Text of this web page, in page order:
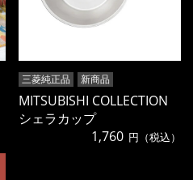
三菱純正品 新商品
MITSUBISHI COLLECTION
シェラカップ
1,760 円（税込）